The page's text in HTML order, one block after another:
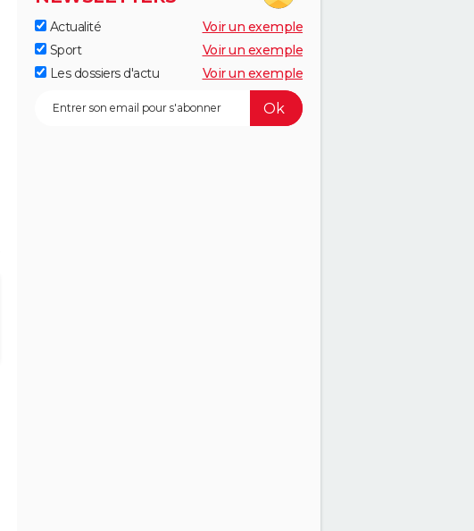
Actualité
Voir un exemple
Sport
Voir un exemple
Les dossiers d'actu
Voir un exemple